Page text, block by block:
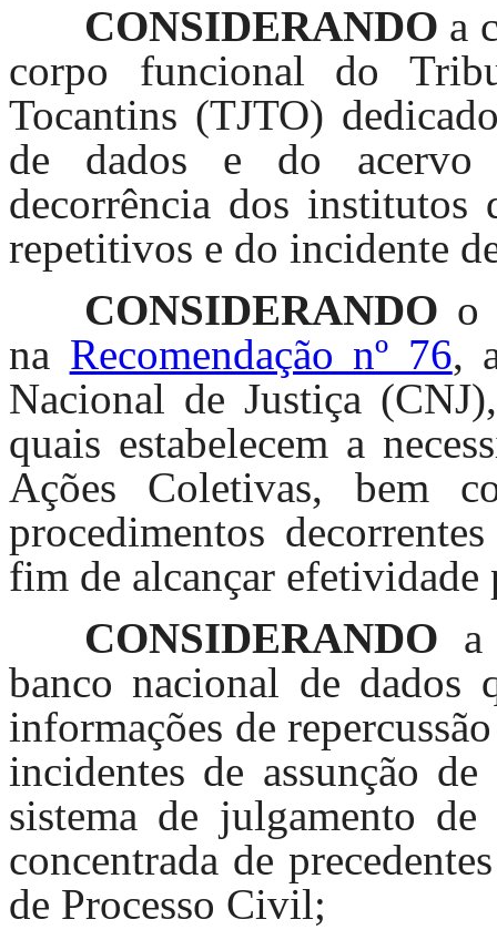
CONSIDERANDO a
corpo funcional do
Tocantins (TJTO)
de dados e do acervo
decorrência dos institutos
repetitivos e do incidente
CONSIDERANDO o
na Recomendação nº 76,
Nacional de Justiça
quais estabelecem a
Ações Coletivas, bem
procedimentos
fim de alcançar efetividade
CONSIDERANDO a
banco nacional de dados
informações de
incidentes de assunção
sistema de julgamento
concentrada de
de Processo Civil;